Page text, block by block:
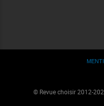
© Revue choisir 2012-